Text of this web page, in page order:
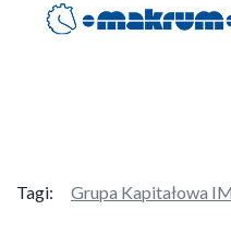
Tagi: Grupa Kapitałowa